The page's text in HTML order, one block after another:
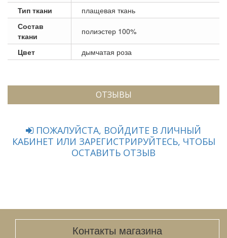
Тип ткани
плащевая ткань
Состав
ткани
полиэстер 100%
Цвет дымчатая роза
ОТЗЫВЫ
ПОЖАЛУЙСТА, ВОЙДИТЕ В ЛИЧНЫЙ
КАБИНЕТ ИЛИ ЗАРЕГИСТРИРУЙТЕСЬ, ЧТОБЫ
ОСТАВИТЬ ОТЗЫВ
Контакты магазина